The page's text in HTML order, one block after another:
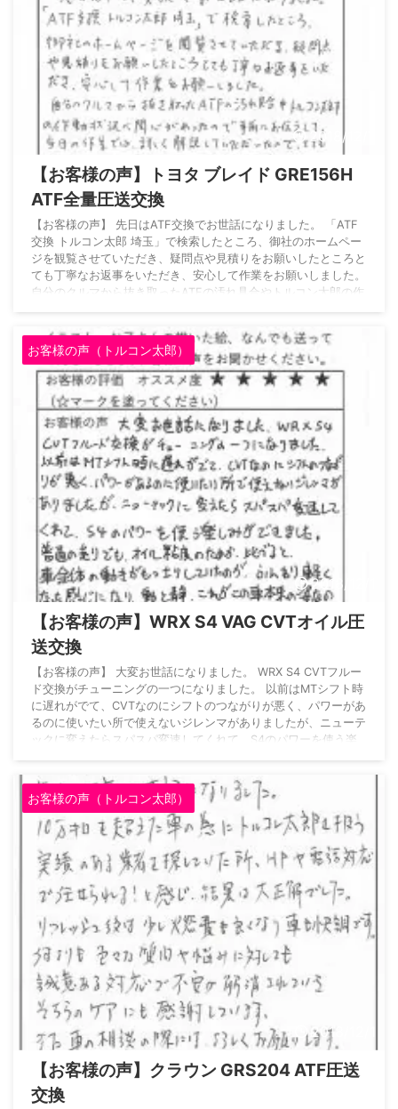
2018/12/7
【お客様の声】トヨタ ブレイド GRE156H
ATF全量圧送交換
【お客様の声】 先日はATF交換でお世話になりました。 「ATF
交換 トルコン太郎 埼玉」で検索したところ、御社のホームペー
ジを観覧させていただき、疑問点や見積りをお願いしたところと
ても丁寧なお返事をいただき、安心して作業をお願いしました。
自分のクルマから抜き取ったATFの汚れ具合やトルコン太郎の作
な知識と作業スキルがすばらしいです。 交換後はとてもなめら
かな加速でプレミアム感があり、クル ...
お客様の声（トルコン太郎）
2018/12/1
【お客様の声】WRX S4 VAG CVTオイル圧
送交換
【お客様の声】 大変お世話になりました。 WRX S4 CVTフルー
ド交換がチューニングの一つになりました。 以前はMTシフト時
に遅れがでて、CVTなのにシフトのつながりが悪く、パワーがあ
るのに使いたい所で使えないジレンマがありましたが、ニューテ
ックに変えたらスパスパ変速してくれて、S4のパワーを使う楽
べると車全体の動きがもっさりしていたのが、ふんわり軽くなっ
た感じになり、動と静、これがこの車の本来の姿なのかなと思い
ます。 耐久性はこれからですが満 ...
お客様の声（トルコン太郎）
2018/12/1
【お客様の声】クラウン GRS204 ATF圧送
交換